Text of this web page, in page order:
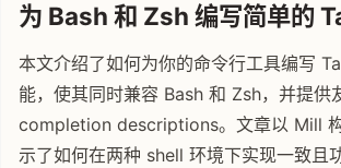
为 Bash 和 Zsh 编写简单的
本文介绍了如何为你的命令行工具编写
能，使其同时兼容 Bash 和 Zsh，并提供
completion descriptions。文章以 Mill
示了如何在两种 shell 环境下实现一致且